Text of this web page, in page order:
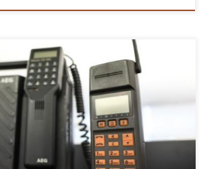
conhecer um pouco mais da história da informática e
ímpares no panorama nacional e até mesmo
objetos com história! Preservar a história, divulgar
a real importância que tiveram na nossa vida. Na […]